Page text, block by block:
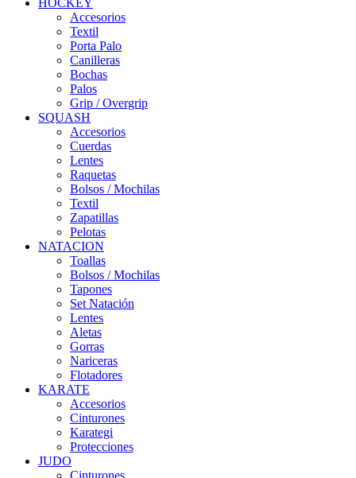
HOCKEY
Accesorios
Textil
Porta Palo
Canilleras
Bochas
Palos
Grip / Overgrip
SQUASH
Accesorios
Cuerdas
Lentes
Raquetas
Bolsos / Mochilas
Textil
Zapatillas
Pelotas
NATACION
Toallas
Bolsos / Mochilas
Tapones
Set Natación
Lentes
Aletas
Gorras
Nariceras
Flotadores
KARATE
Accesorios
Cinturones
Karategi
Protecciones
JUDO